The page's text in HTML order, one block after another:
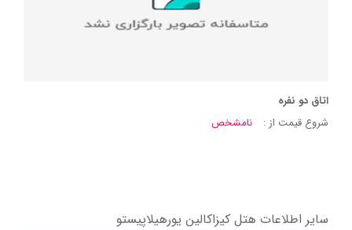
اتاق دو نفره
شروع قیمت از :
نامشخص
سایر اطلاعات هتل کیزاکالین یورهیلاپیستو